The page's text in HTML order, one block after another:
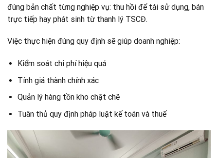
đúng bản chất từng nghiệp vụ: thu hồi để tái sử dụng, bán
trực tiếp hay phát sinh từ thanh lý TSCĐ.
Việc thực hiện đúng quy định sẽ giúp doanh nghiệp:
Kiểm soát chi phí hiệu quả
Tính giá thành chính xác
Quản lý hàng tồn kho chặt chẽ
Tuân thủ quy định pháp luật kế toán và thuế